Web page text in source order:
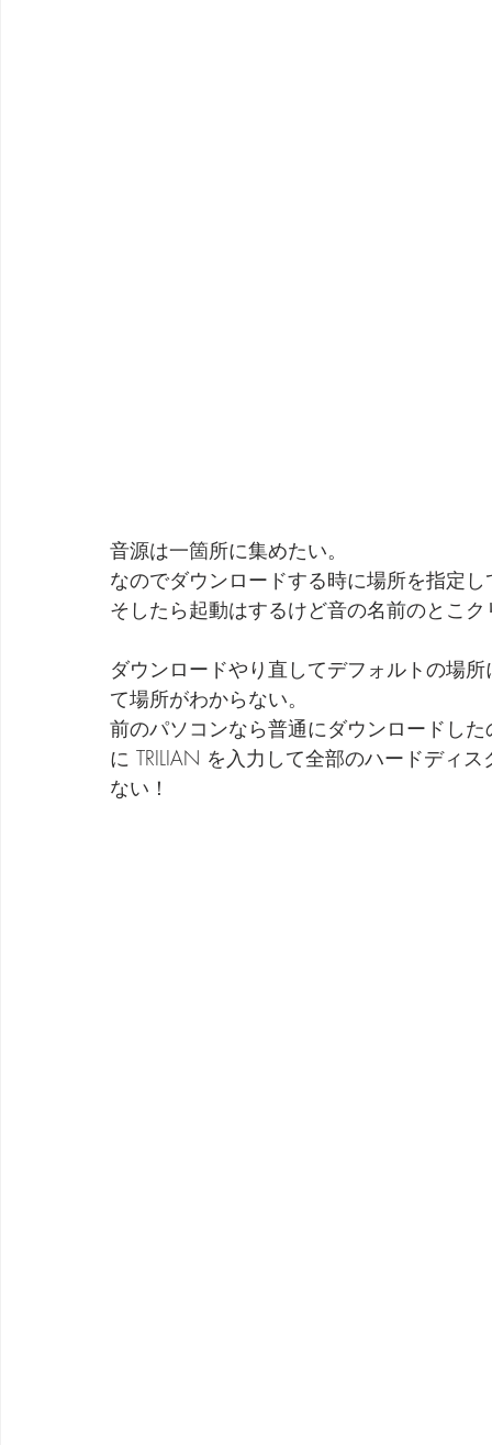
音源は一箇所に集めたい。
なのでダウンロードする時に場所を指定
そしたら起動はするけど音の名前のとこ
ダウンロードやり直してデフォルトの場
て場所がわからない。
前のパソコンなら普通にダウンロードし
に TRILIAN を入力して全部のハードディ
ない！